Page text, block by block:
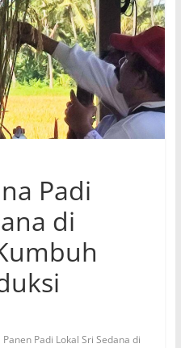
Padi
di
Panen Padi Lokal Sri Sedana di